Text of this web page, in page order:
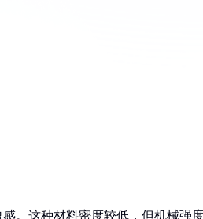
。这种材料密度较低，但机械强